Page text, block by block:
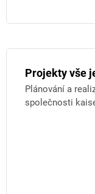
Projekty vše
Plánování a
společnosti